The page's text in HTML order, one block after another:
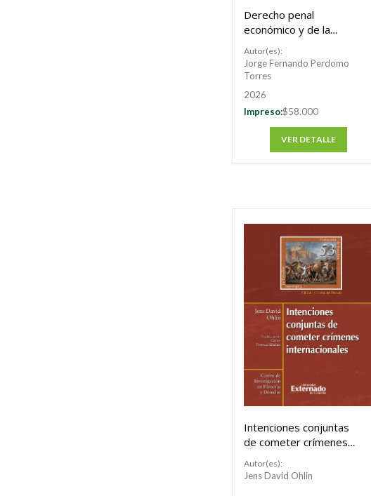
Derecho penal
económico y de la
Autor(es):
Jorge Fernando Perdomo
Torres
2026
Impreso:$58.000
VER DETALLE
Intenciones conjuntas
de cometer crímenes
internacionales
Autor(es):
Jens David Ohlin